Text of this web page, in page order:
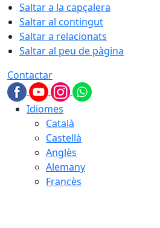
Saltar a la capçalera
Saltar al contingut
Saltar a relacionats
Saltar al peu de pàgina
Contactar
Idiomes
Català
Castellà
Anglès
Alemany
Francès